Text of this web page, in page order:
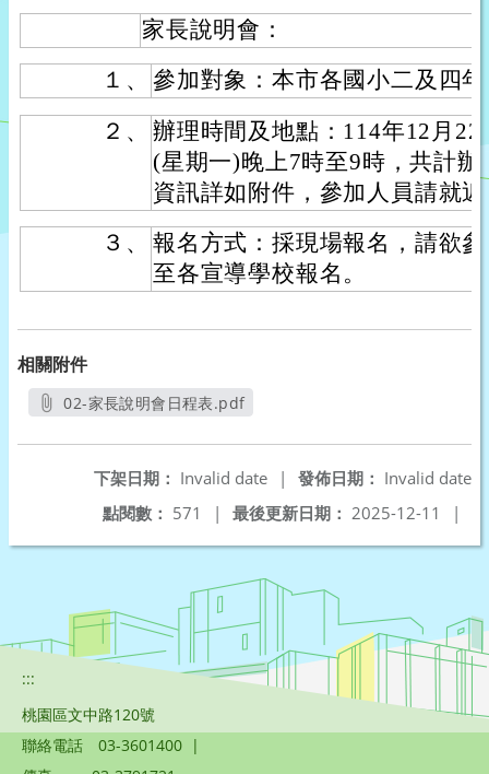
家長說明會：
１、
參加對象：本市各國小二及四
２、
辦理時間及地點：114年12月
(星期一)晚上7時至9時，共計
資訊詳如附件，參加人員請就
３、
報名方式：採現場報名，請欲
至各宣導學校報名。
相關附件
02-家長說明會日程表.pdf
發佈日期： Invalid date
下架日期： Invalid date
|
最後更新日期： 2025-12-11 |
點閱數： 571 |
:::
桃園區文中路120號
聯絡電話
03-3601400 |